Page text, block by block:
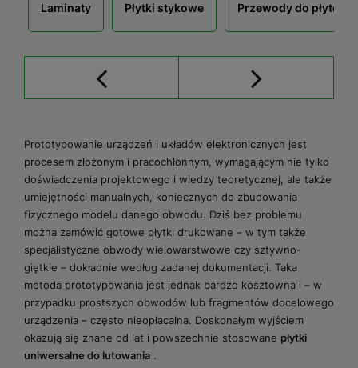
Laminaty Płytki stykowe Przewody do płytek
Prototypowanie urządzeń i układów elektronicznych jest
procesem złożonym i pracochłonnym, wymagającym nie tylko
doświadczenia projektowego i wiedzy teoretycznej, ale także
umiejętności manualnych, koniecznych do zbudowania
fizycznego modelu danego obwodu. Dziś bez problemu
można zamówić gotowe płytki drukowane – w tym także
specjalistyczne obwody wielowarstwowe czy sztywno-
giętkie – dokładnie według zadanej dokumentacji. Taka
metoda prototypowania jest jednak bardzo kosztowna i – w
przypadku prostszych obwodów lub fragmentów docelowego
urządzenia – często nieopłacalna. Doskonałym wyjściem
okazują się znane od lat i powszechnie stosowane płytki
uniwersalne do lutowania .